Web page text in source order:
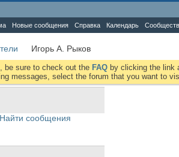
Новые сообщения Справка Календарь
Игорь А. Рыков
be sure to check out the FAQ by clicking the link
messages, select the forum that you want to
Найти сообщения